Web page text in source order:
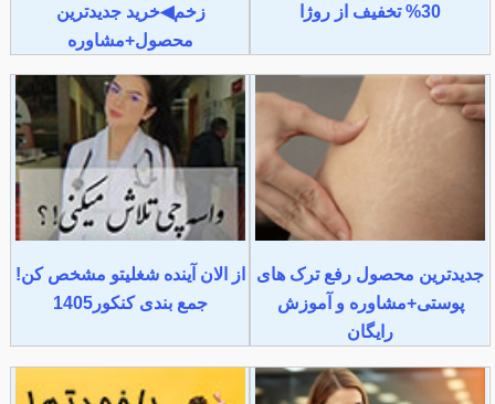
30% تخفیف از روژا
زخم◀خرید جدیدترین
محصول+مشاوره
جدیدترین محصول رفع ترک های
پوستی+مشاوره و آموزش
رایگان
از الان آینده شغلیتو مشخص کن!
جمع بندی کنکور1405